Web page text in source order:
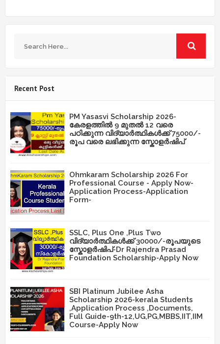
Recent Post
PM Yasasvi Scholarship 2026-
കേരളത്തിൽ 9 മുതൽ 12 വരെ
പഠിക്കുന്ന വിദ്യാർത്ഥികൾക്ക് 75000/-
രൂപ വരെ ലഭിക്കുന്ന സ്കോളർഷിപ്
Ohmkaram Scholarship 2026 For
Professional Course - Apply Now-
Application Process-Application
Form-
SSLC, Plus One ,Plus Two
വിദ്യാർത്ഥികൾക്ക് 30000/-രൂപയുടെ
സ്കോളർഷിപ്-Dr Rajendra Prasad
Foundation Scholarship-Apply Now
SBI Platinum Jubilee Asha
Scholarship 2026-kerala Students
,Application Process ,Documents,
Full Guide-9th-12,UG,PG,MBBS,IIT,IIM
Course-Apply Now